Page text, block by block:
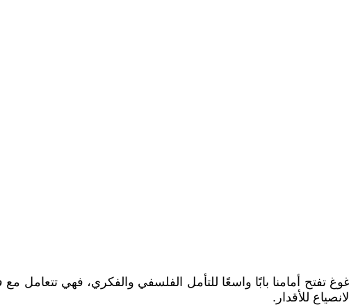
تفتح أمامنا بابًا واسعًا للتأمل الفلسفي والفكري، فهي تتعامل
للأقدار.